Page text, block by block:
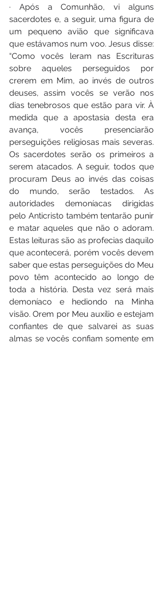
· Após a Comunhão, vi alguns
sacerdotes e, a seguir, uma figura de
um pequeno avião que significava
que estávamos num voo. Jesus disse:
“Como vocês leram nas Escrituras
sobre aqueles perseguidos por
crerem em Mim, ao invés de outros
deuses, assim vocês se verão nos
dias tenebrosos que estão para vir. À
medida que a apostasia desta era
avança, vocês presenciarão
perseguições religiosas mais severas.
Os sacerdotes serão os primeiros a
serem atacados. A seguir, todos que
procuram Deus ao invés das coisas
do mundo, serão testados. As
autoridades demoníacas dirigidas
pelo Anticristo também tentarão punir
e matar aqueles que não o adoram.
Estas leituras são as profecias daquilo
que acontecerá, porém vocês devem
saber que estas perseguições do Meu
povo têm acontecido ao longo de
toda a história. Desta vez será mais
demoníaco e hediondo na Minha
visão. Orem por Meu auxílio e estejam
confiantes de que salvarei as suas
almas se vocês confiam somente em